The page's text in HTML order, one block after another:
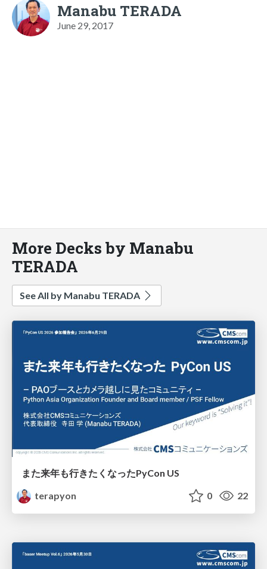
Manabu TERADA
June 29, 2017
More Decks by Manabu
TERADA
See All by Manabu TERADA
また来年も行きたくなったPyCon US
terapyon
0 22